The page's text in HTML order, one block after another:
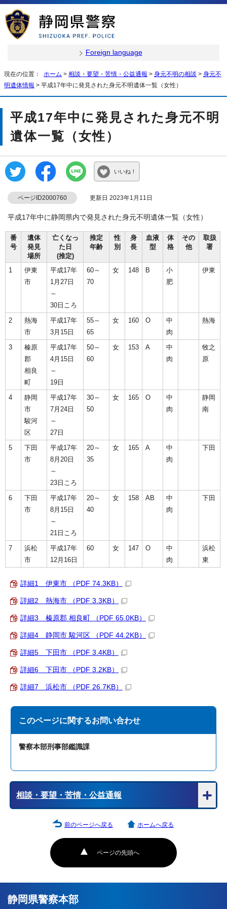
Foreign language
現在の位置： ホーム > 相談・要望・苦情・公益通報 > 身元不明の相談 > 身元不
明遺体情報 > 平成17年中に発見された身元不明遺体一覧（女性）
平成17年中に発見された身元不明
遺体一覧（女性）
いいね！
ページID2000760 更新日 2023年1月11日
平成17年中に静岡県内で発見された身元不明遺体一覧（女性）
番
号
遺体
発見
場所
亡くなっ
た日
(推定)
推定
年齢
性
別
身
長
血液
型
体
格
その
他
取扱
署
1
伊東
市
平成17年
1月27日
～
30日ころ
60～
70
女 148 B
小
肥
伊東
2
熱海
市
平成17年
3月15日
55～
65
女 160 O
中
肉
熱海
3
榛原
郡
相良
町
平成17年
4月15日
～
19日
50～
60
女 153 A
中
肉
牧之
原
4
静岡
市
駿河
区
平成17年
7月24日
～
27日
30～
50
女 165 O
中
肉
静岡
南
5
下田
市
平成17年
8月20日
～
23日ころ
20～
35
女 165 A
中
肉
下田
6
下田
市
平成17年
8月15日
～
21日ころ
20～
40
女 158 AB
中
肉
下田
7
浜松
市
平成17年
12月16日
60 女 147 O
中
肉
浜松
東
詳細1 伊東市 （PDF 74.3KB）
詳細2 熱海市 （PDF 3.3KB）
詳細3 榛原郡 相良町 （PDF 65.0KB）
詳細4 静岡市 駿河区 （PDF 44.2KB）
詳細5 下田市 （PDF 3.4KB）
詳細6 下田市 （PDF 3.2KB）
詳細7 浜松市 （PDF 26.7KB）
このページに関するお問い合わせ
警察本部刑事部鑑識課
相談・要望・苦情・公益通報
ページの先頭へ
前のページへ戻る ホームへ戻る
静岡県警察本部